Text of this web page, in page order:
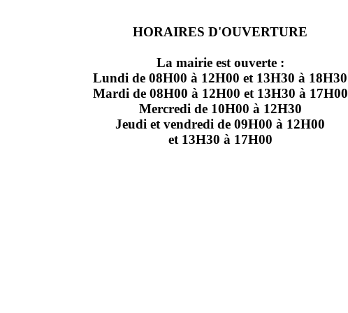
HORAIRES D'OUVERTURE
La mairie est ouverte :
Lundi de 08H00 à 12H00 et 13H30 à 18H30
Mardi de 08H00 à 12H00 et 13H30 à 17H00
Mercredi de 10H00 à 12H30
Jeudi et vendredi de 09H00 à 12H00
et 13H30 à 17H00